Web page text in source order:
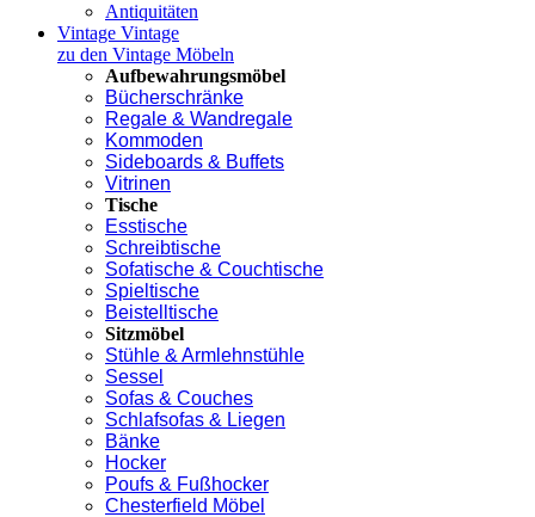
Antiquitäten
Vintage Vintage
zu den Vintage Möbeln
Aufbewahrungsmöbel
Bücherschränke
Regale & Wandregale
Kommoden
Sideboards & Buffets
Vitrinen
Tische
Esstische
Schreibtische
Sofatische & Couchtische
Spieltische
Beistelltische
Sitzmöbel
Stühle & Armlehnstühle
Sessel
Sofas & Couches
Schlafsofas & Liegen
Bänke
Hocker
Poufs & Fußhocker
Chesterfield Möbel